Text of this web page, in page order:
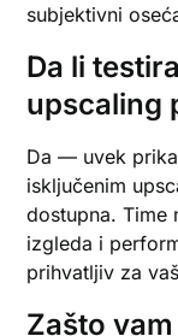
subjektivni
Da li
upscaling
Da — uvek
isključenim
dostupna. Time
izgleda i
prihvatljiv za
Zašto